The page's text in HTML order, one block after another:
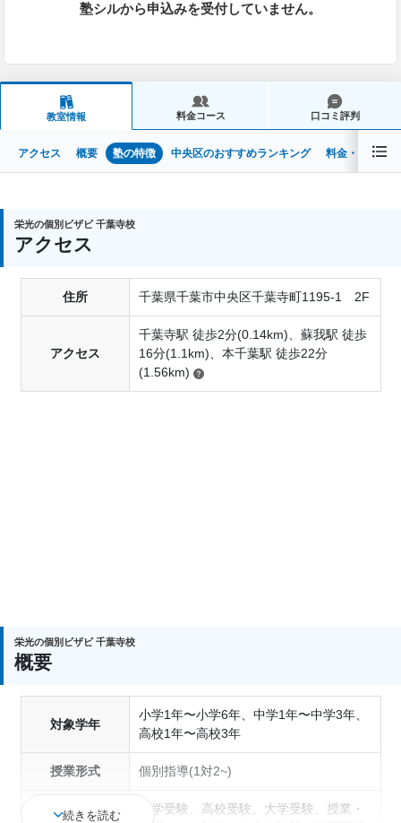
塾シルから申込みを受付していません。
教室情報 料金コース 口コミ評判
アクセス 概要 塾の特徴 中央区のおすすめランキング 料金・コース
栄光の個別ビザビ 千葉寺校
アクセス
住所 千葉県千葉市中央区千葉寺町1195-1 2F
アクセス
千葉寺駅 徒歩2分(0.14km)、蘇我駅 徒歩
16分(1.1km)、本千葉駅 徒歩22分
(1.56km)
栄光の個別ビザビ 千葉寺校
概要
対象学年
小学1年〜小学6年、中学1年〜中学3年、
高校1年〜高校3年
授業形式 個別指導(1対2~)
中学受験、高校受験、大学受験、授業・
続きを読む